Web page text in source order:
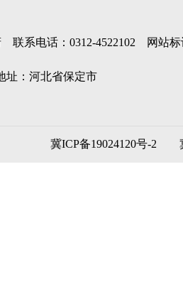
联系电话：0312-4522102 网站标
址：河北省保定市
冀ICP备19024120号-2